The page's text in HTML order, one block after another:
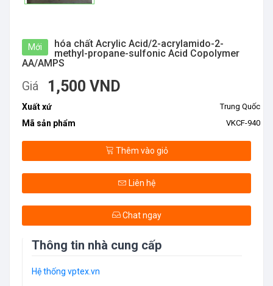
Mới
hóa chất Acrylic Acid/2-acrylamido-2-
methyl-propane-sulfonic Acid Copolymer
AA/AMPS
Giá 1,500 VND
Xuất xứ Trung Quốc
Mã sản phẩm VKCF-940
Thêm vào giỏ
Liên hệ
Chat ngay
Thông tin nhà cung cấp
Hệ thống vptex.vn